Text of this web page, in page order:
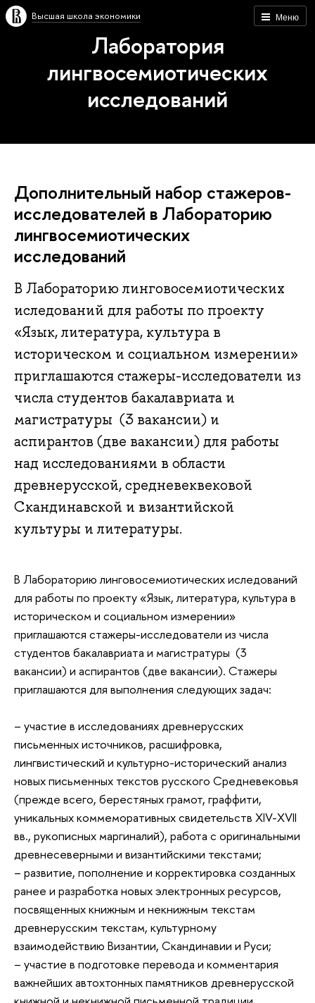
Меню
Высшая школа экономики
Лаборатория
лингвосемиотических
исследований
Дополнительный набор стажеров-
исследователей в Лабораторию
лингвосемиотических
исследований
В Лабораторию линговосемиотических
иследований для работы по проекту
«Язык, литература, культура в
историческом и социальном измерении»
приглашаются стажеры-исследователи из
числа студентов бакалавриата и
магистратуры (3 вакансии) и
аспирантов (две вакансии) для работы
над исследованиями в области
древнерусской, средневеквековой
Скандинавской и византийской
культуры и литературы.
В Лабораторию линговосемиотических иследований
для работы по проекту «Язык, литература, культура в
историческом и социальном измерении»
приглашаются стажеры-исследователи из числа
студентов бакалавриата и магистратуры (3
вакансии) и аспирантов (две вакансии). Стажеры
приглашаются для выполнения следующих задач:
– участие в исследованиях древнерусских
письменных источников, расшифровка,
лингвистический и культурно-исторический анализ
новых письменных текстов русского Средневековья
(прежде всего, берестяных грамот, граффити,
уникальных коммеморативных свидетельств XIV-XVII
вв., рукописных маргиналий), работа с оригинальными
древнесеверными и византийскими текстами;
– развитие, пополнение и корректировка созданных
ранее и разработка новых электронных ресурсов,
посвященных книжным и некнижным текстам
древнерусским текстам, культурному
взаимодействию Византии, Скандинавии и Руси;
– участие в подготовке перевода и комментария
важнейших автохтонных памятников древнерусской